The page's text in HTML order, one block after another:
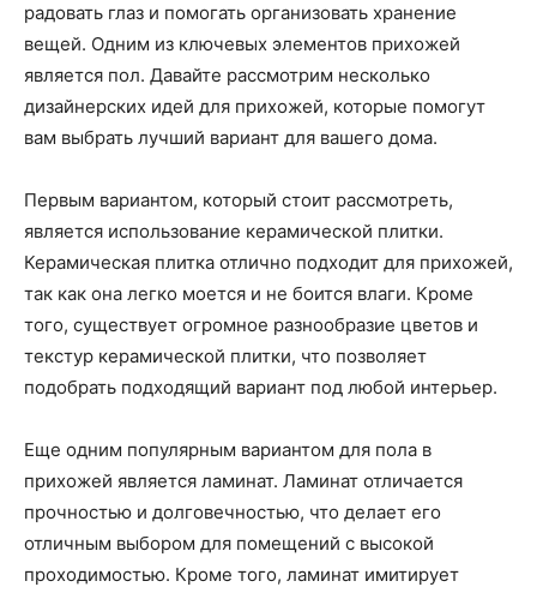
радовать глаз и помогать организовать хранение
вещей. Одним из ключевых элементов прихожей
является пол. Давайте рассмотрим несколько
дизайнерских идей для прихожей, которые помогут
вам выбрать лучший вариант для вашего дома.
Первым вариантом, который стоит рассмотреть,
является использование керамической плитки.
Керамическая плитка отлично подходит для прихожей,
так как она легко моется и не боится влаги. Кроме
того, существует огромное разнообразие цветов и
текстур керамической плитки, что позволяет
подобрать подходящий вариант под любой интерьер.
Еще одним популярным вариантом для пола в
прихожей является ламинат. Ламинат отличается
прочностью и долговечностью, что делает его
отличным выбором для помещений с высокой
проходимостью. Кроме того, ламинат имитирует